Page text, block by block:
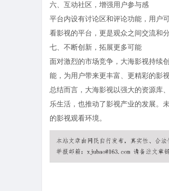
六、互动社区，增强用户参与感
平台内设有讨论区和评论功能，用户
看影视的平台，更是观众之间交流和
七、不断创新，拓展更多可能
面对激烈的市场竞争，大海影视持续
能，为用户带来更丰富、更精彩的影视
总结而言，大海影视以强大的资源库
乐生活，也推动了影视产业的发展。
的影视观看环境。